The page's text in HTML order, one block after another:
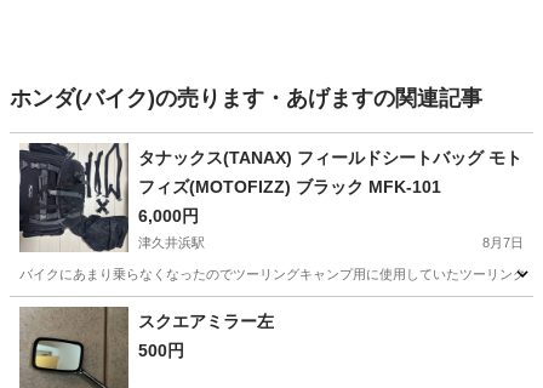
ホンダ(バイク)の売ります・あげますの関連記事
タナックス(TANAX) フィールドシートバッグ モト
フィズ(MOTOFIZZ) ブラック MFK-101
6,000円
津久井浜駅 8月7日
バイクにあまり乗らなくなったのでツーリングキャンプ用に使用していたツーリング
神奈川 横須賀市 津久井浜駅
スクエアミラー左
500円